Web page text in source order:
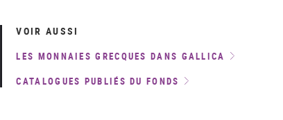
VOIR AUSSI
LES MONNAIES GRECQUES DANS GALLICA
CATALOGUES PUBLIÉS DU FONDS